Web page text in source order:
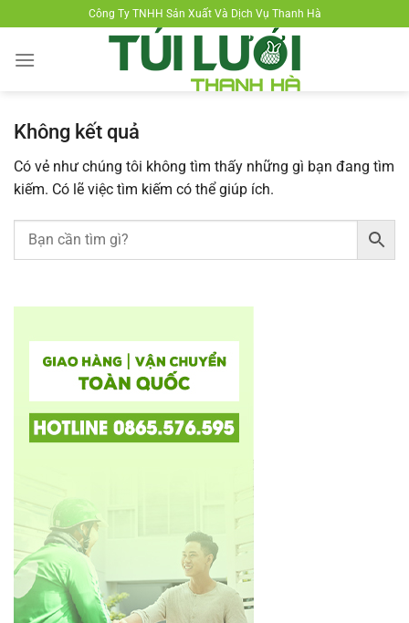
đến
nội
Công Ty TNHH Sản Xuất Và Dịch Vụ Thanh Hà
Không kết quả
Có vẻ như chúng tôi không tìm thấy những gì bạn đang tìm
kiếm. Có lẽ việc tìm kiếm có thể giúp ích.